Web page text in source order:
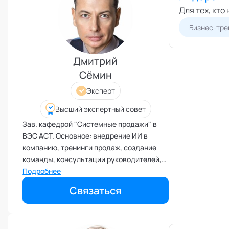
Развитие креативности
Развитие лидерских качеств
Разработка бизнес-процессов
Расставание
Ревность и измена
Самоорганизация и мотивация
Самооценка и уверенность в
себе
Секс и сексуальность
Системное мышление
Сложности в общении
Сон
Дмитрий
Сёмин
Эксперт
Высший экспертный совет
Зав. кафедрой "Системные продажи" в
ВЭС АСТ. Основное: внедрение ИИ в
компанию, тренинги продаж, создание
команды, консультации руководителей,
страт. сессии. Специалист по МЛМ.
Руководитель тренинговой компании
лет по продажам, созданию команды и
Подробнее
Связаться
Для тех, кто
Бизнес-